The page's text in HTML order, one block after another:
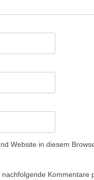
Website in diesem
Kommentare